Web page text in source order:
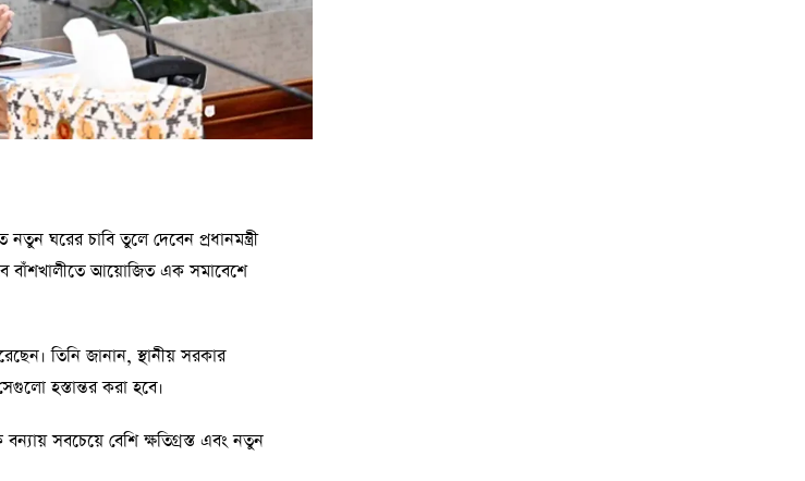
ঘরের চাবি তুলে দেবেন প্রধানমন্ত্রী
বাঁশখালীতে আয়োজিত এক সমাবেশে
তিনি জানান, স্থানীয় সরকার
হস্তান্তর করা হবে।
সবচেয়ে বেশি ক্ষতিগ্রস্ত এবং নতুন